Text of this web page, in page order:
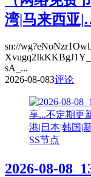
湾|马来西亚
sn://
sA_...
2026-08-083评论
SS节点
2026-08-